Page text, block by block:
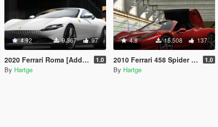
4.92 9.367 97
2020 Ferrari Roma [Add-On] 1.0
By Hartge
4.8 15.508 137
2010 Ferrari 458 Spider [Add-On | Animated Roof] 1.0
By Hartge